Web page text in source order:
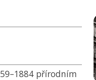
přírodním